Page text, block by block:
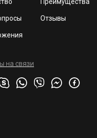
Преимущества
Отзывы
на связи